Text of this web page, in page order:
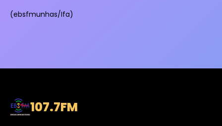
(ebsfmunhas/Ifa)
107.7FM